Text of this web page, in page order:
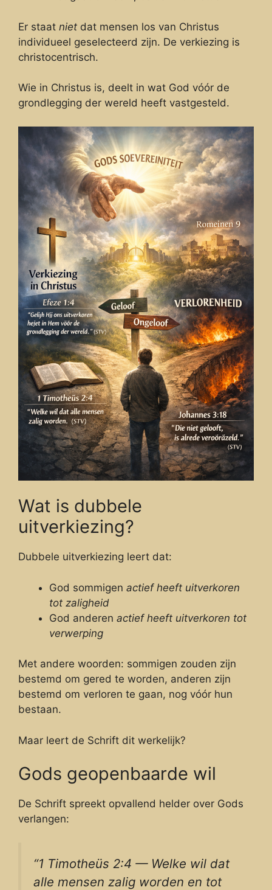
Er staat niet dat mensen los van Christus
individueel geselecteerd zijn. De verkiezing is
christocentrisch.
Wie in Christus is, deelt in wat God vóór de
grondlegging der wereld heeft vastgesteld.
Wat is dubbele
uitverkiezing?
Dubbele uitverkiezing leert dat:
God sommigen actief heeft uitverkoren
tot zaligheid
God anderen actief heeft uitverkoren tot
verwerping
Met andere woorden: sommigen zouden zijn
bestemd om gered te worden, anderen zijn
bestemd om verloren te gaan, nog vóór hun
bestaan.
Maar leert de Schrift dit werkelijk?
Gods geopenbaarde wil
De Schrift spreekt opvallend helder over Gods
verlangen:
“1 Timotheüs 2:4 — Welke wil dat
alle mensen zalig worden en tot